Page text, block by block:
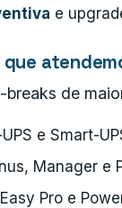
e
de
e Smart-
Manager e
Pro e